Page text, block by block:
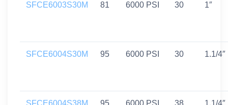
SFCE6003S30M 81 6000 PSI 30 1″
SFCE6004S30M 95 6000 PSI 30 1.1/4″
SFCE6004S38M 95 6000 PSI 38 1.1/4″